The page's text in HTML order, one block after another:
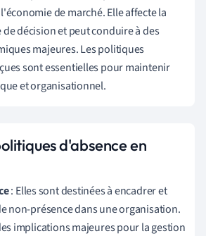
de marché. Elle affecte la
décision et peut conduire à des
majeures. Les politiques
sont essentielles pour maintenir
et organisationnel.
d'absence en
: Elles sont destinées à encadrer et
non-présence dans une organisation.
implications majeures pour la gestion